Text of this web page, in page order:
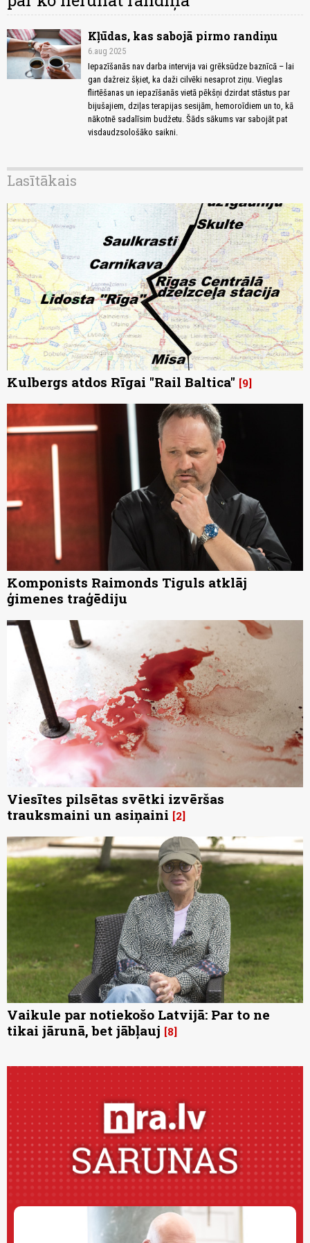
Kļūdas, kas sabojā pirmo randiņu
6.aug 2025
Iepazīšanās nav darba intervija vai grēksūdze baznīcā – lai
gan dažreiz šķiet, ka daži cilvēki nesaprot ziņu. Vieglas
flirtēšanas un iepazīšanās vietā pēkšņi dzirdat stāstus par
bijušajiem, dziļas terapijas sesijām, hemoroīdiem un to, kā
nākotnē sadalīsim budžetu. Šāds sākums var sabojāt pat
visdaudzsološāko saikni.
Lasītākais
Kulbergs atdos Rīgai "Rail Baltica" 9
Komponists Raimonds Tiguls atklāj
ģimenes traģēdiju
Viesītes pilsētas svētki izvēršas
trauksmaini un asiņaini 2
Vaikule par notiekošo Latvijā: Par to ne
tikai jārunā, bet jābļauj 8